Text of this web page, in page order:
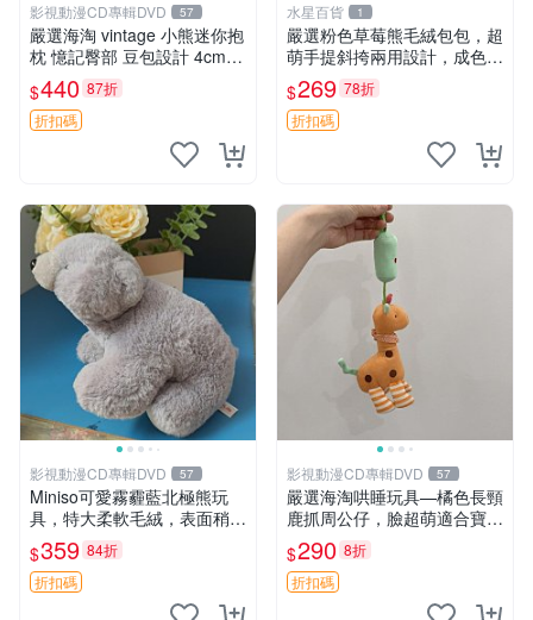
影視動漫CD專輯DVD 57
嚴選海淘 vintage 小熊迷你抱
枕 憶記臀部 豆包設計 4cm
高 推薦收藏 迷你豆包小熊、
高臀部、豆袋抱枕
$440 87折
折扣碼
水星百貨 1
嚴選粉色草莓熊毛絨包包，超
萌手提斜挎兩用設計，成色上
佳容量大 粉紅草莓 毛絨包 超
大容量
$269 78折
折扣碼
影視動漫CD專輯DVD 57
Miniso可愛霧霾藍北極熊玩
具，特大柔軟毛絨，表面稍有
使用痕跡，適合居家擺放 23
CM 毛絨玩具 北極熊 魯班熊
$359 84折
折扣碼
影視動漫CD專輯DVD 57
嚴選海淘哄睡玩具—橘色長頸
鹿抓周公仔，臉超萌適合寶寶
陪伴，中古略有使用痕跡 橘
色 長頸鹿 抓周
$290 8折
折扣碼